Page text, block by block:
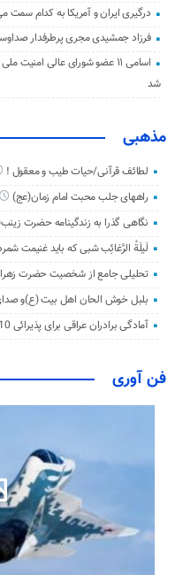
درگیری ایران و آمریکا به کدام سمت
فرزاد جمشیدی مجری پرطرفدار
اسامی ۱۱ عضو شورای عالی
شد
مذهبی
لطائف قرآنی/حیات طیب و معقول !
راههای جلب محبت امام زمان(عج)
نگاهی گذرا به زندگینامه حضرت
لَیلَةُ الرَّغائِب شبی که باید غنیمت
تحلیلی جامع از شخصیت حضرت
بلبل خوش الحان اهل بیت (ع)و
آمادگی برادران عراقی برای پذیرائی 10 میلیون زائر اربعین
فن آوری